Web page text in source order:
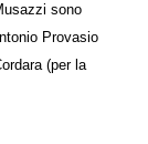
sono
Provasio
(per la